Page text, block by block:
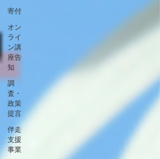
寄付
オン
ライ
ン講
座告
知
調
査・
政策
提言
伴走
支援
事業